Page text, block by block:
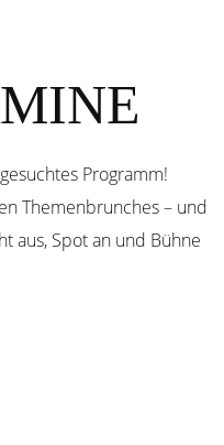
Programm!
Themenbrunches – und
aus, Spot an und Bühne